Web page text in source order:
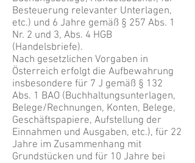
Besteuerung relevanter Unterlagen,
etc.) und 6 Jahre gemäß § 257 Abs. 1
Nr. 2 und 3, Abs. 4 HGB
(Handelsbriefe).
Nach gesetzlichen Vorgaben in
Österreich erfolgt die Aufbewahrung
insbesondere für 7 J gemäß § 132
Abs. 1 BAO (Buchhaltungsunterlagen,
Belege/Rechnungen, Konten, Belege,
Geschäftspapiere, Aufstellung der
Einnahmen und Ausgaben, etc.), für 22
Jahre im Zusammenhang mit
Grundstücken und für 10 Jahre bei